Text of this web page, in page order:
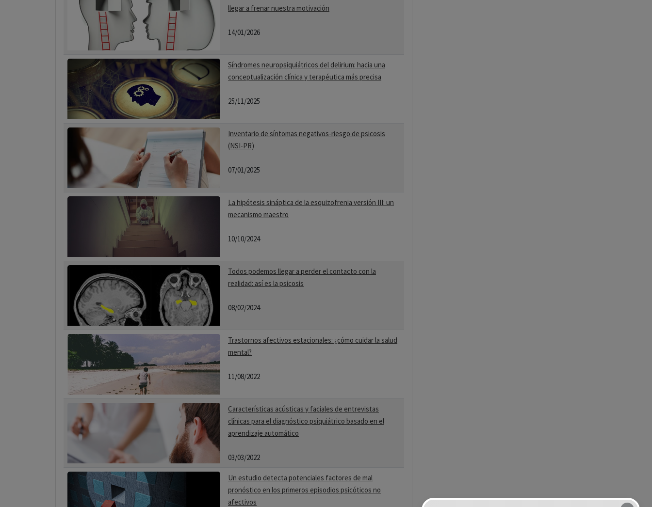
llegar a frenar nuestra motivación
14/01/2026
Síndromes neuropsiquiátricos del delirium: hacia una
conceptualización clínica y terapéutica más precisa
25/11/2025
Inventario de síntomas negativos-riesgo de psicosis
(NSI-PR)
07/01/2025
La hipótesis sináptica de la esquizofrenia versión III: un
mecanismo maestro
10/10/2024
Todos podemos llegar a perder el contacto con la
realidad: así es la psicosis
08/02/2024
Trastornos afectivos estacionales: ¿cómo cuidar la salud
mental?
11/08/2022
Características acústicas y faciales de entrevistas
clínicas para el diagnóstico psiquiátrico basado en el
aprendizaje automático
03/03/2022
Un estudio detecta potenciales factores de mal
pronóstico en los primeros episodios psicóticos no
afectivos